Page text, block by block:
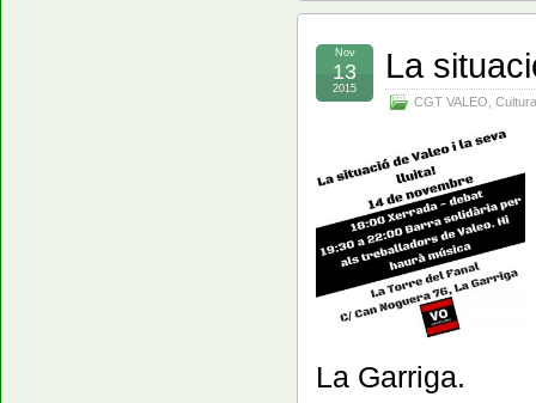
La
CGT VALEO,
Nov
13
2015
La Garriga.